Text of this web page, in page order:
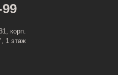
корп.
1 этаж